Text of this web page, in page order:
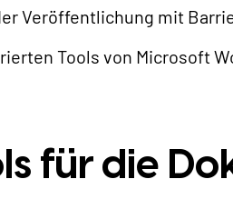
Veröffentlichung mit
Tools von Microsoft
für die